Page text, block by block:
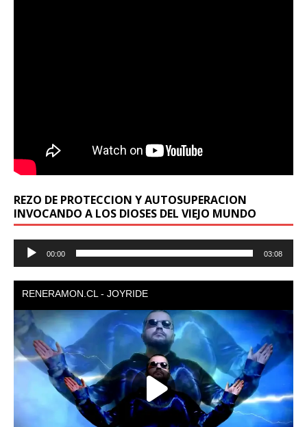
REZO DE PROTECCION Y AUTOSUPERACION
INVOCANDO A LOS DIOSES DEL VIEJO MUNDO
Reproductor
00:00 03:08